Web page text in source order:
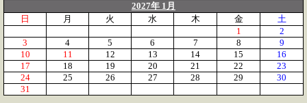
2027年 1月
日
月 火 水 木 金
土
1
2
3
4 5 6 7 8
9
10
11 12 13 14 15
16
17
18 19 20 21 22
23
24
25 26 27 28 29
30
31